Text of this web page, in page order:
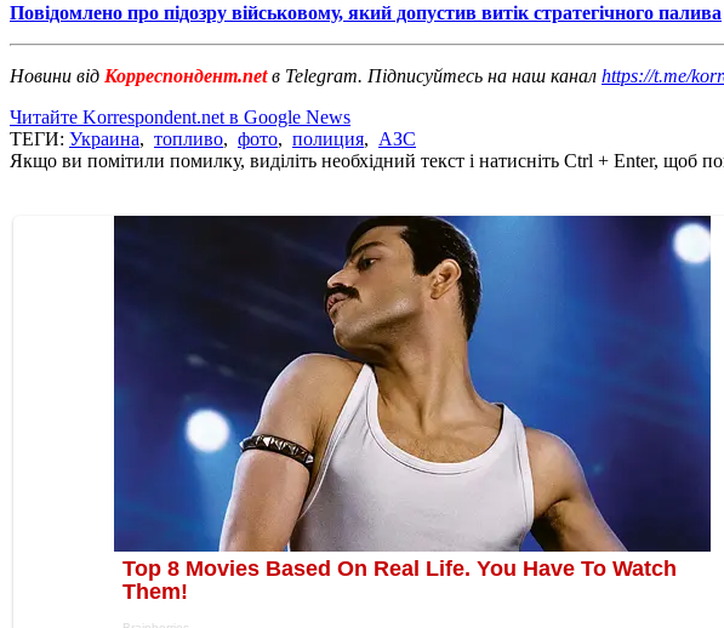
Повідомлено про підозру військовому, який допустив витік стратегічного палива
Новини від Корреспондент.netв Telegram. Підписуйтесь на наш канал https://t.me/
Читайте Korrespondent.net в Google News
ТЕГИ: Украина, топливо, фото, полиция, АЗС
Якщо ви помітили помилку, виділіть необхідний текст і натисніть Ctrl + Enter, щоб